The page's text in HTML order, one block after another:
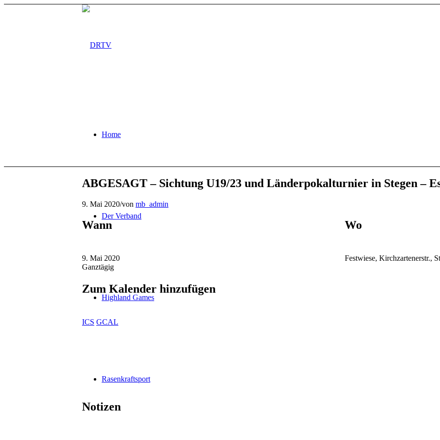
Home
Der Verband
Highland Games
Rasenkraftsport
ABGESAGT – Sichtung U19/23 und Länderpokalturnier in Stegen –
9. Mai 2020/von mb_admin
Wann
9. Mai 2020
Ganztägig
Wo
Festwiese, Kirchzartenerstr.,
Zum Kalender hinzufügen
ICS GCAL
Notizen